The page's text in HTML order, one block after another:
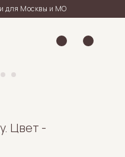
для Москвы и МО
Цвет -